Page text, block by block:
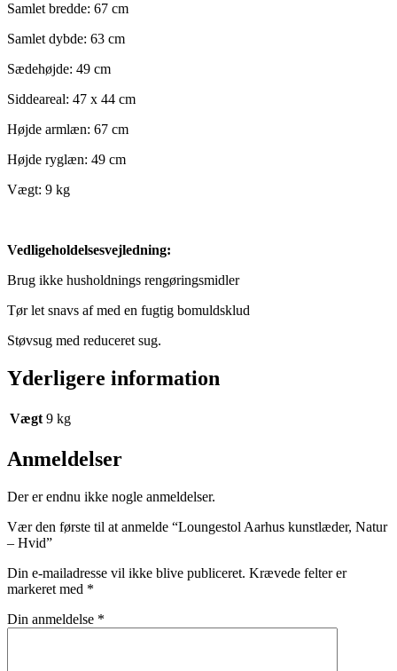
Samlet bredde: 67 cm
Samlet dybde: 63 cm
Sædehøjde: 49 cm
Siddeareal: 47 x 44 cm
Højde armlæn: 67 cm
Højde ryglæn: 49 cm
Vægt: 9 kg
Vedligeholdelsesvejledning:
Brug ikke husholdnings rengøringsmidler
Tør let snavs af med en fugtig bomuldsklud
Støvsug med reduceret sug.
Yderligere information
Vægt 9 kg
Anmeldelser
Der er endnu ikke nogle anmeldelser.
Vær den første til at anmelde “Loungestol Aarhus kunstlæder, Natur
– Hvid”
Din e-mailadresse vil ikke blive publiceret. Krævede felter er
markeret med *
Din anmeldelse *